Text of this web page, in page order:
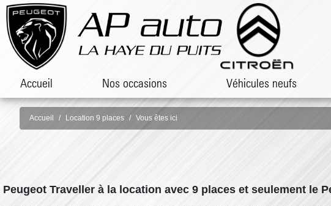
Accueil Nos occasions Véhicules neufs
Accueil Location 9 places Vous êtes ici
Peugeot Traveller à la location avec 9 places et seulement le